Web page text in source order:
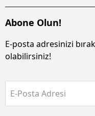
Abone Olun!
E-posta adresinizi
olabilirsiniz!
E-Posta Adresi